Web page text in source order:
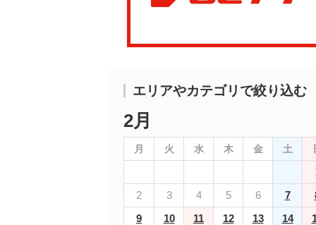
エリアやカテゴリで絞り込む
2月
月 火 水 木 金 土
2
3 4 5 6 7
9
10 11 12 13 14